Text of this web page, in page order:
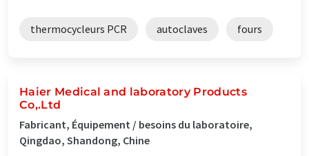
thermocycleurs PCR autoclaves fours
Haier Medical and laboratory Products
Co,.Ltd
Fabricant, Équipement / besoins du laboratoire,
Qingdao, Shandong, Chine